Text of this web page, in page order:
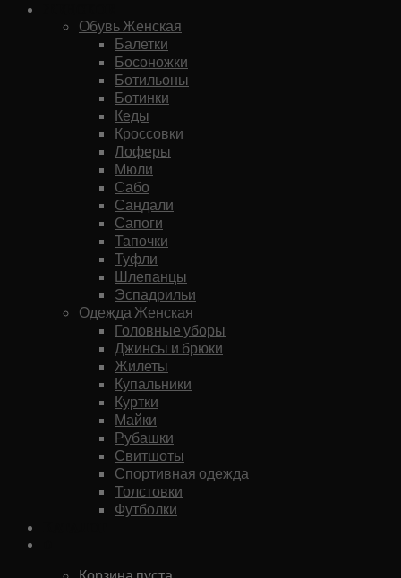
Обувь Женская
Балетки
Босоножки
Ботильоны
Ботинки
Кеды
Кроссовки
Лоферы
Мюли
Сабо
Сандали
Сапоги
Тапочки
Туфли
Шлепанцы
Эспадрильи
Одежда Женская
Головные уборы
Джинсы и брюки
Жилеты
Купальники
Куртки
Майки
Рубашки
Свитшоты
Спортивная одежда
Толстовки
Футболки